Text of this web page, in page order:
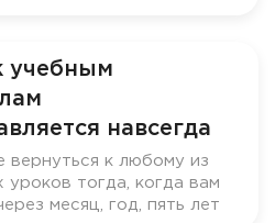
учебным
навсегда
вернуться к любому из
уроков тогда, когда вам
месяц, год, пять лет